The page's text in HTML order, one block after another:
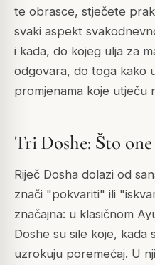
te obrasce, stječete
svaki aspekt
i kada, do kojeg ulja za
odgovara, do toga kako
promjenama koje utječu
Tri Doshe: Što
Riječ Dosha dolazi od
znači "pokvariti" ili
značajna: u klasičnom
Doshe su sile koje, kada
uzrokuju poremećaj. U